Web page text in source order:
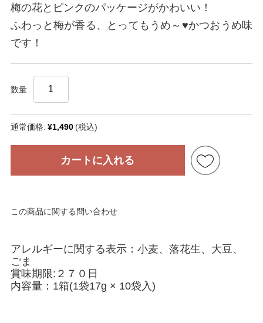
梅の花とピンクのパッケージがかわいい！
ふわっと梅が香る、とってもうめ～♥かつおうめ味
です！
数量
通常価格: ¥1,490 (税込)
カートに入れる
この商品に関する問い合わせ
アレルギーに関する表示：小麦、落花生、大豆、
ごま
賞味期限:２７０日
内容量：1箱(1袋17g × 10袋入)